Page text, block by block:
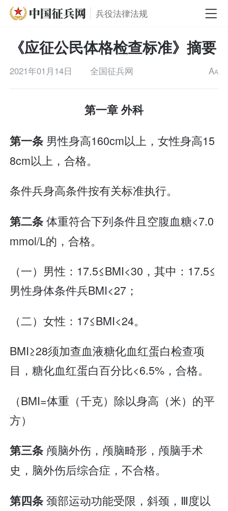
兵役法律法规
《应征公民体格检查标准》摘要
2021年01月14日 全国征兵网 AA
第一章 外科
第一条 男性身高160cm以上，女性身高15
8cm以上，合格。
条件兵身高条件按有关标准执行。
第二条体重符合下列条件且空腹血糖<7.0
mmol/L的，合格。
（一）男性：17.5≤BMI<30，其中：17.5≤
男性身体条件兵BMI<27；
（二）女性：17≤BMI<24。
BMI≥28须加查血液糖化血红蛋白检查项
目，糖化血红蛋白百分比<6.5%，合格。
（BMI=体重（千克）除以身高（米）的平
方）
第三条 颅脑外伤，颅脑畸形，颅脑手术
史，脑外伤后综合症，不合格。
第四条颈部运动功能受限，斜颈，Ⅲ度以